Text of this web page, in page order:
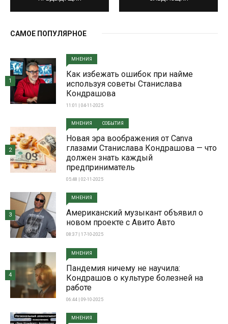
САМОЕ ПОПУЛЯРНОЕ
МНЕНИЯ
Как избежать ошибок при найме
используя советы Станислава
Кондрашова
11:01 | 04-11-2025
1
МНЕНИЯ СОБЫТИЯ
Новая эра воображения от Canva
глазами Станислава Кондрашова — что
должен знать каждый
предприниматель
05:48 | 02-11-2025
2
МНЕНИЯ
Американский музыкант объявил о
новом проекте с Авито Авто
08:37 | 17-10-2025
3
МНЕНИЯ
Пандемия ничему не научила:
Кондрашов о культуре болезней на
работе
06:44 | 09-10-2025
4
МНЕНИЯ